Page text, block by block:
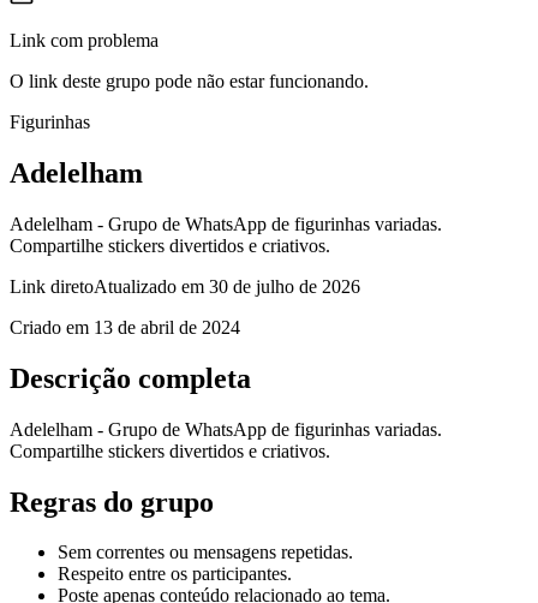
Link com problema
O link deste grupo pode não estar funcionando.
Figurinhas
Adelelham
Adelelham - Grupo de WhatsApp de figurinhas variadas.
Compartilhe stickers divertidos e criativos.
Link diretoAtualizado em 30 de julho de 2026
Criado em 13 de abril de 2024
Descrição completa
Adelelham - Grupo de WhatsApp de figurinhas variadas.
Compartilhe stickers divertidos e criativos.
Regras do grupo
Sem correntes ou mensagens repetidas.
Respeito entre os participantes.
Poste apenas conteúdo relacionado ao tema.